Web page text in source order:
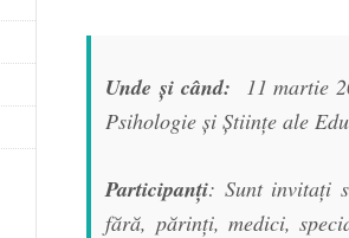
Undeși când:
11 martie
Psihologie și Științe ale
Participanți: Sunt invitați
fără, părinți, medici,